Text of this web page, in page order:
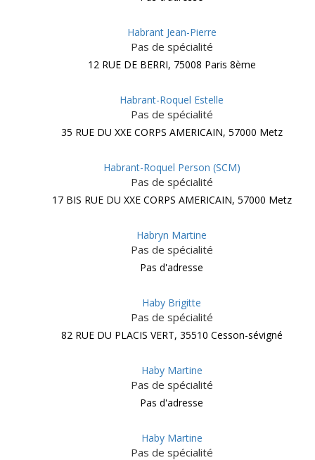
Habrant Jean-Pierre
Pas de spécialité
12 RUE DE BERRI, 75008 Paris 8ème
Habrant-Roquel Estelle
Pas de spécialité
35 RUE DU XXE CORPS AMERICAIN, 57000 Metz
Habrant-Roquel Person (SCM)
Pas de spécialité
17 BIS RUE DU XXE CORPS AMERICAIN, 57000 Metz
Habryn Martine
Pas de spécialité
Pas d'adresse
Haby Brigitte
Pas de spécialité
82 RUE DU PLACIS VERT, 35510 Cesson-sévigné
Haby Martine
Pas de spécialité
Pas d'adresse
Haby Martine
Pas de spécialité